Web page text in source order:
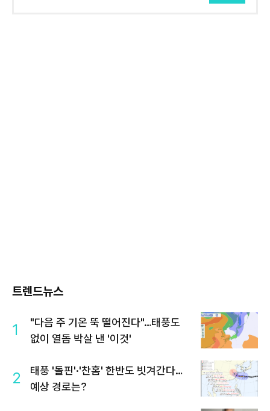
트렌드뉴스
1
"다음 주 기온 뚝 떨어진다"…태풍도
없이 열돔 박살 낸 '이것'
2
태풍 '돌핀'·'찬홈' 한반도 빗겨간다…
예상 경로는?